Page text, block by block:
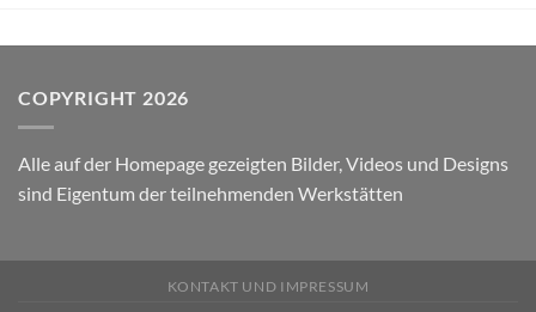
COPYRIGHT 2026
Alle auf der Homepage gezeigten Bilder, Videos und Designs
sind Eigentum der teilnehmenden Werkstätten
KONTAKT UND IMPRESSUM